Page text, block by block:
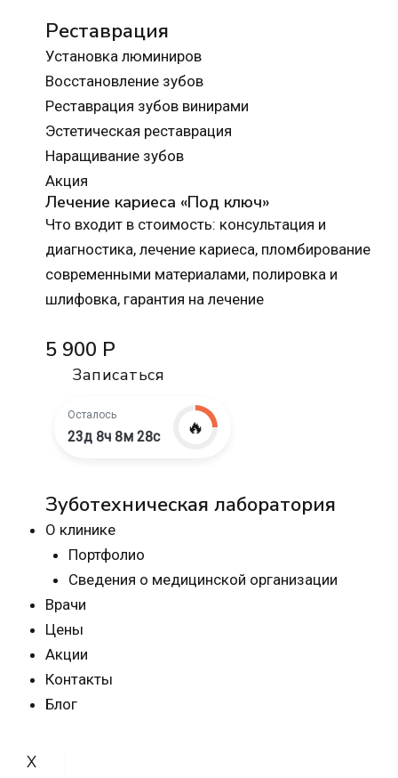
Реставрация
Установка люминиров
Восстановление зубов
Реставрация зубов винирами
Эстетическая реставрация
Наращивание зубов
Акция
Лечение кариеса «Под ключ»
Что входит в стоимость: консультация и
диагностика, лечение кариеса, пломбирование
современными материалами, полировка и
шлифовка, гарантия на лечение
5 900 Р
Записаться
Осталось
23д 8ч 8м 27с 🔥
Зуботехническая лаборатория
О клинике
Портфолио
Сведения о медицинской организации
Врачи
Цены
Акции
Контакты
Блог
X